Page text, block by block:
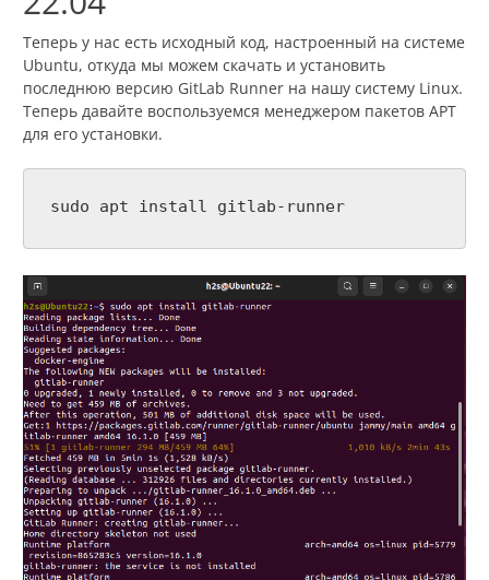
Теперь у нас есть исходный код, настроенный на системе
Ubuntu, откуда мы можем скачать и установить
последнюю версию GitLab Runner на нашу систему Linux.
Теперь давайте воспользуемся менеджером пакетов APT
для его установки.
sudo apt install gitlab-runner